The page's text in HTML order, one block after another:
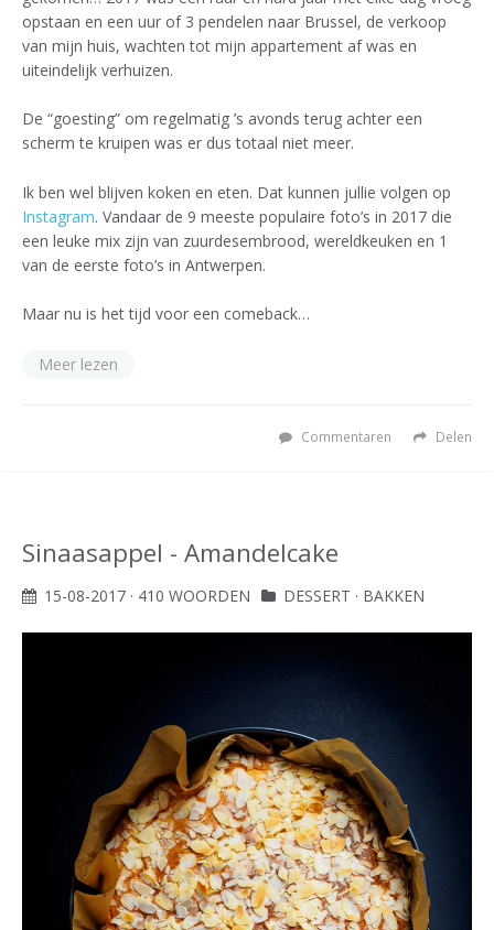
opstaan en een uur of 3 pendelen naar Brussel, de verkoop
van mijn huis, wachten tot mijn appartement af was en
uiteindelijk verhuizen.
De “goesting” om regelmatig ’s avonds terug achter een
scherm te kruipen was er dus totaal niet meer.
Ik ben wel blijven koken en eten. Dat kunnen jullie volgen op
Instagram. Vandaar de 9 meeste populaire foto’s in 2017 die
een leuke mix zijn van zuurdesembrood, wereldkeuken en 1
van de eerste foto’s in Antwerpen.
Maar nu is het tijd voor een comeback…
Meer lezen
Delen
Commentaren
Sinaasappel - Amandelcake
15-08-2017 · 410 WOORDEN DESSERT · BAKKEN